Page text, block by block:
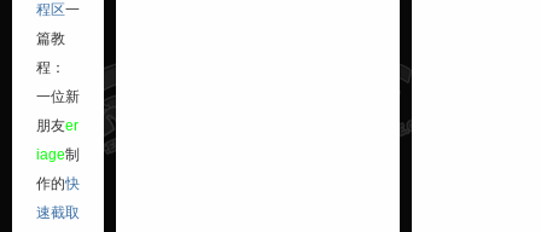
程区一
篇教
程：
一位新
朋友er
iage制
作的快
速截取